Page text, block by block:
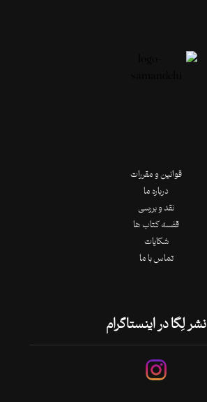
قوانین و مقررات
درباره ما
نقد و بررسی
قفسه کتاب ها
شکایات
تماس با ما
نشر لِگا در اینستاگرام